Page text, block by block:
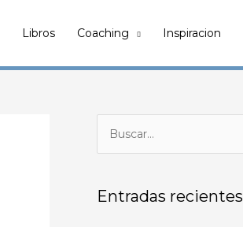
Libros Coaching Inspiracion
c
Entradas recientes